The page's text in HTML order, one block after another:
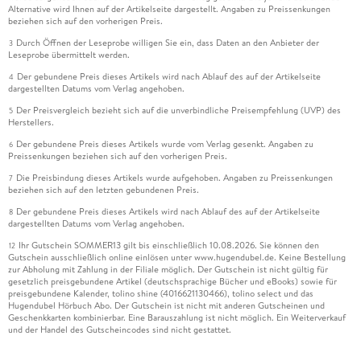
Alternative wird Ihnen auf der Artikelseite dargestellt. Angaben zu Preissenkungen
beziehen sich auf den vorherigen Preis.
3 Durch Öffnen der Leseprobe willigen Sie ein, dass Daten an den Anbieter der
Leseprobe übermittelt werden.
4 Der gebundene Preis dieses Artikels wird nach Ablauf des auf der Artikelseite
dargestellten Datums vom Verlag angehoben.
5 Der Preisvergleich bezieht sich auf die unverbindliche Preisempfehlung (UVP) des
Herstellers.
6 Der gebundene Preis dieses Artikels wurde vom Verlag gesenkt. Angaben zu
Preissenkungen beziehen sich auf den vorherigen Preis.
7 Die Preisbindung dieses Artikels wurde aufgehoben. Angaben zu Preissenkungen
beziehen sich auf den letzten gebundenen Preis.
8 Der gebundene Preis dieses Artikels wird nach Ablauf des auf der Artikelseite
dargestellten Datums vom Verlag angehoben.
12 Ihr Gutschein SOMMER13 gilt bis einschließlich 10.08.2026. Sie können den
Gutschein ausschließlich online einlösen unter www.hugendubel.de. Keine Bestellung
zur Abholung mit Zahlung in der Filiale möglich. Der Gutschein ist nicht gültig für
gesetzlich preisgebundene Artikel (deutschsprachige Bücher und eBooks) sowie für
preisgebundene Kalender, tolino shine (4016621130466), tolino select und das
Hugendubel Hörbuch Abo. Der Gutschein ist nicht mit anderen Gutscheinen und
Geschenkkarten kombinierbar. Eine Barauszahlung ist nicht möglich. Ein Weiterverkauf
und der Handel des Gutscheincodes sind nicht gestattet.